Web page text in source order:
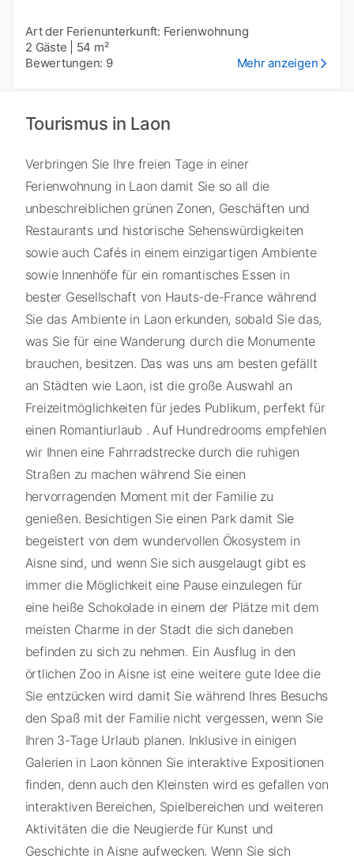
Art der Ferienunterkunft: Ferienwohnung
2 Gäste
54 m²
Bewertungen: 9
Mehr anzeigen
Tourismus in Laon
Verbringen Sie Ihre freien Tage in einer
Ferienwohnung in Laon damit Sie so all die
unbeschreiblichen grünen Zonen, Geschäften und
Restaurants und historische Sehenswürdigkeiten
sowie auch Cafés in einem einzigartigen Ambiente
sowie Innenhöfe für ein romantisches Essen in
bester Gesellschaft von Hauts-de-France während
Sie das Ambiente in Laon erkunden, sobald Sie das,
was Sie für eine Wanderung durch die Monumente
brauchen, besitzen. Das was uns am besten gefällt
an Städten wie Laon, ist die große Auswahl an
Freizeitmöglichkeiten für jedes Publikum, perfekt für
einen Romantiurlaub . Auf Hundredrooms empfehlen
wir Ihnen eine Fahrradstrecke durch die ruhigen
Straßen zu machen während Sie einen
hervorragenden Moment mit der Familie zu
genießen. Besichtigen Sie einen Park damit Sie
begeistert von dem wundervollen Ökosystem in
Aisne sind, und wenn Sie sich ausgelaugt gibt es
immer die Möglichkeit eine Pause einzulegen für
eine heiße Schokolade in einem der Plätze mit dem
meisten Charme in der Stadt die sich daneben
befinden zu sich zu nehmen. Ein Ausflug in den
örtlichen Zoo in Aisne ist eine weitere gute Idee die
Sie entzücken wird damit Sie während Ihres Besuchs
den Spaß mit der Familie nicht vergessen, wenn Sie
Ihren 3-Tage Urlaub planen. Inklusive in einigen
Galerien in Laon können Sie interaktive Expositionen
finden, denn auch den Kleinsten wird es gefallen von
interaktiven Bereichen, Spielbereichen und weiteren
Aktivitäten die die Neugierde für Kunst und
Geschichte in Aisne aufwecken. Wenn Sie sich